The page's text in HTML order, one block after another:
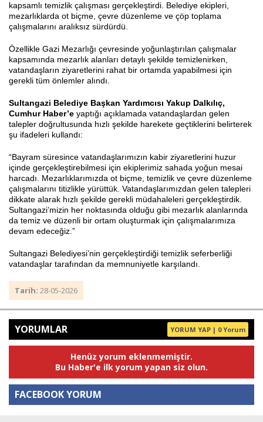
kapsamlı temizlik çalışması gerçekleştirdi. Belediye ekipleri,
mezarlıklarda ot biçme, çevre düzenleme ve çöp toplama
çalışmalarını aralıksız sürdürdü.
Özellikle Gazi Mezarlığı çevresinde yoğunlaştırılan çalışmalar
kapsamında mezarlık alanları detaylı şekilde temizlenirken,
vatandaşların ziyaretlerini rahat bir ortamda yapabilmesi için
gerekli tüm önlemler alındı.
Sultangazi Belediye Başkan Yardımcısı Yakup Dalkılıç,
Cumhur Haber’e yaptığı açıklamada vatandaşlardan gelen
talepler doğrultusunda hızlı şekilde harekete geçtiklerini belirterek
şu ifadeleri kullandı:
“Bayram süresince vatandaşlarımızın kabir ziyaretlerini huzur
içinde gerçekleştirebilmesi için ekiplerimiz sahada yoğun mesai
harcadı. Mezarlıklarımızda ot biçme, temizlik ve çevre düzenleme
çalışmalarını titizlikle yürüttük. Vatandaşlarımızdan gelen talepleri
dikkate alarak hızlı şekilde gerekli müdahaleleri gerçekleştirdik.
Sultangazi’mizin her noktasında olduğu gibi mezarlık alanlarında
da temiz ve düzenli bir ortam oluşturmak için çalışmalarımıza
devam edeceğiz.”
Sultangazi Belediyesi’nin gerçekleştirdiği temizlik seferberliği
vatandaşlar tarafından da memnuniyetle karşılandı.
Tarih: 28-05-2026
YORUMLAR YORUM YAP | 0 Yorum
Henüz yorum eklenmemiştir.
Bu Haber'e ilk yorum yapan siz olun.
FACEBOOK YORUM